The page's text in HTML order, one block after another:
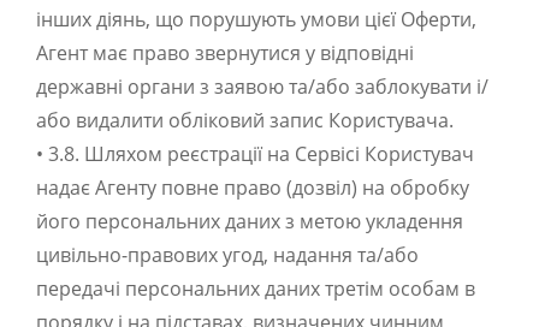
інших діянь, що порушують умови цієї Оферти,
Агент має право звернутися у відповідні
державні органи з заявою та/або заблокувати і/
або видалити обліковий запис Користувача.
• 3.8. Шляхом реєстрації на Сервісі Користувач
надає Агенту повне право (дозвіл) на обробку
його персональних даних з метою укладення
цивільно-правових угод, надання та/або
передачі персональних даних третім особам в